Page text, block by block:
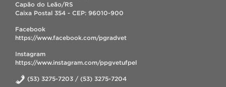
Capão do Leão/RS
Caixa Postal 354 - CEP: 96010-900
Facebook
https://www.facebook.com/pgradvet
Instagram
https://www.instagram.com/ppgvetufpel
(53) 3275-7203 / (53) 3275-7204